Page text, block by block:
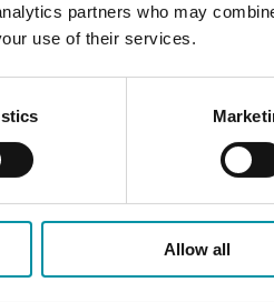
partners who may
use of their services.
Allow all
room thermostat
vapore saturo